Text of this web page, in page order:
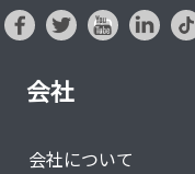
会社
会社について